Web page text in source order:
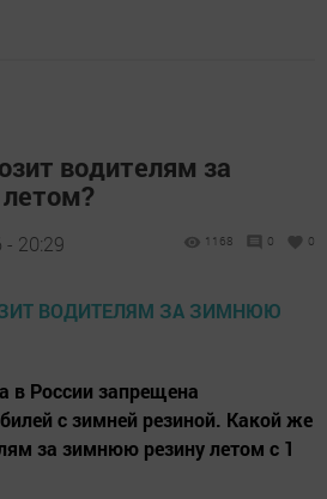
водителям за
- 20:29 1168 0 0
в России запрещена
с зимней резиной. Какой же
за зимнюю резину летом с 1